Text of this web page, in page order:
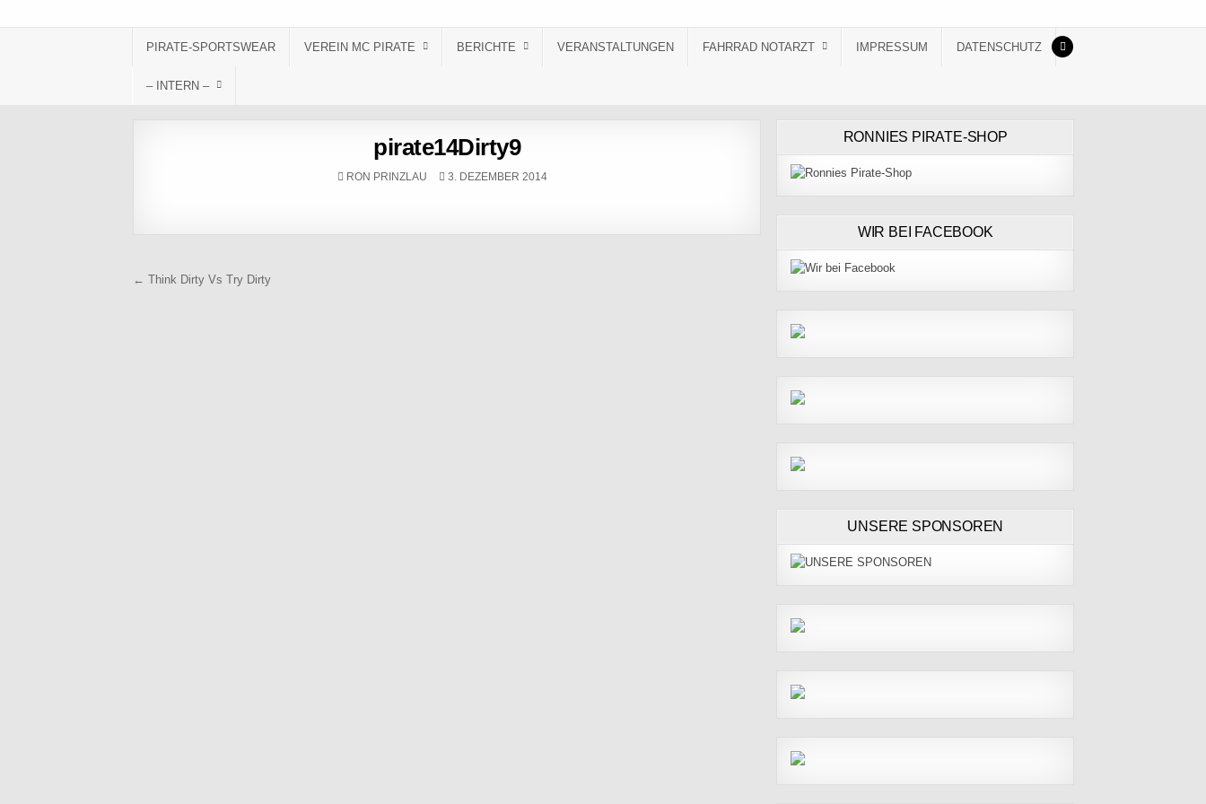
PIRATE-SPORTSWEAR VEREIN MC PIRATE BERICHTE VERANSTALTUNGEN FAHRRAD NOTARZT IMPRESSUM DATENSCHUTZ
– INTERN –
pirate14Dirty9
AUTHOR:
RON PRINZLAU PUBLISHED DATE:
3. DEZEMBER 2014
Beitragsnavigation
← Think Dirty Vs Try Dirty
RONNIES PIRATE-SHOP
WIR BEI FACEBOOK
UNSERE SPONSOREN